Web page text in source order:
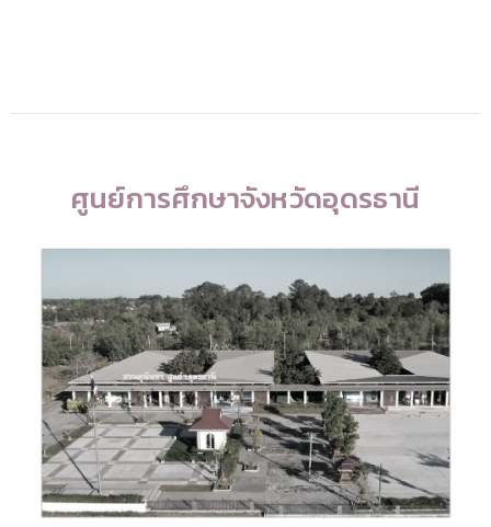
ศูนย์การศึกษาจังหวัดอุดรธานี